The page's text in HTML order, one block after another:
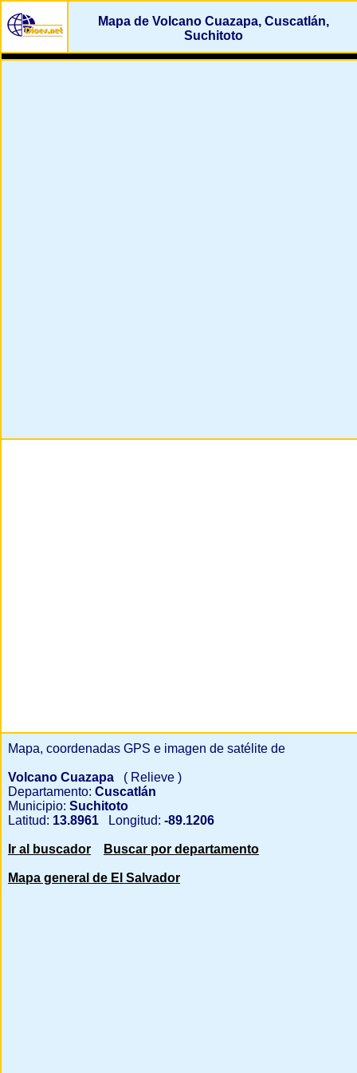
Mapa de Volcano Cuazapa, Cuscatlán,
Suchitoto
Mapa, coordenadas GPS e imagen de satélite de
Volcano Cuazapa
( Relieve )
Departamento: Cuscatlán
Municipio: Suchitoto
Latitud: 13.8961 Longitud: -89.1206
Ir al buscador Buscar por departamento
Mapa general de El Salvador